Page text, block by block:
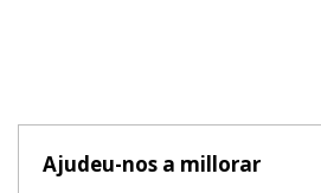
Ajudeu-nos a millorar